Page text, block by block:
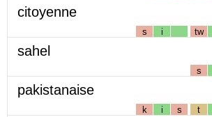
citoyenne
s i tw
sahel
s
pakistanaise
k i s t